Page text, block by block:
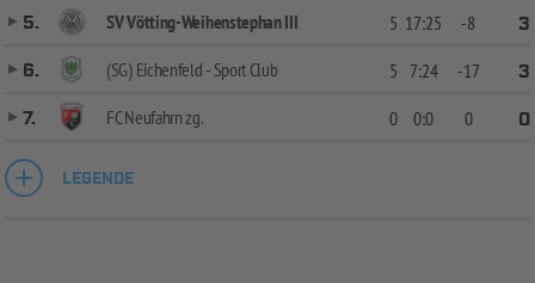
5.
SV Vötting-Weihenstephan III 5 17:25 -8
3
6.
(SG) Eichenfeld - Sport Club 5 7:24 -17
3
7.
FC Neufahrn zg. 0 0:0 0 0
LEGENDE